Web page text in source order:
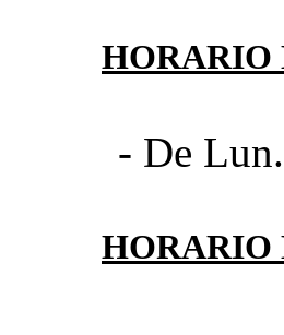
HORARIO
- De
HORARIO